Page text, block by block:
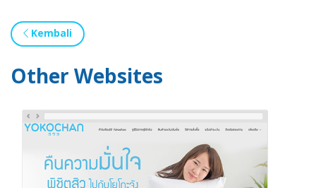
Kembali
Other Websites